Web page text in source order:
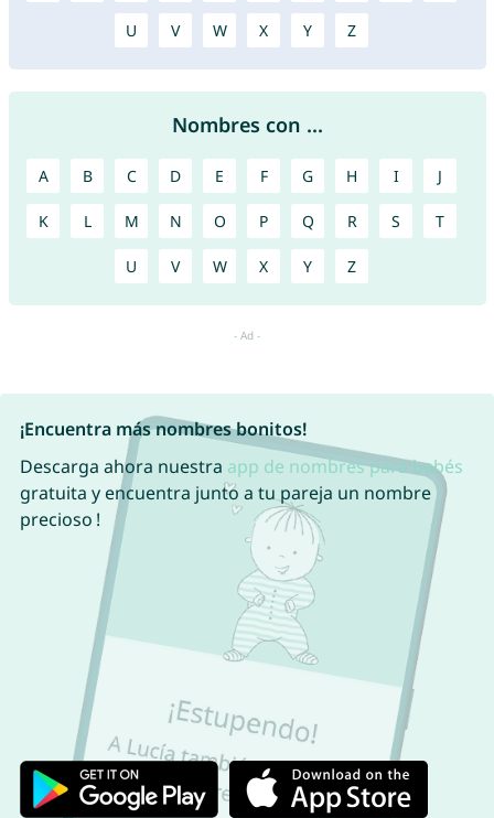
U V W X Y Z
Nombres con ...
A B C D E F G H I J
K L M N O P Q R S T
U V W X Y Z
¡Encuentra más nombres bonitos!
Descarga ahora nuestra app de nombres para bebés
gratuita y encuentra junto a tu pareja un nombre
precioso !